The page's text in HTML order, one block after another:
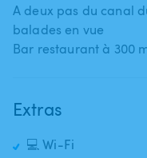
A deux pas du canal
balades en vue
Bar restaurant à 300
Extras
💻 Wi-Fi